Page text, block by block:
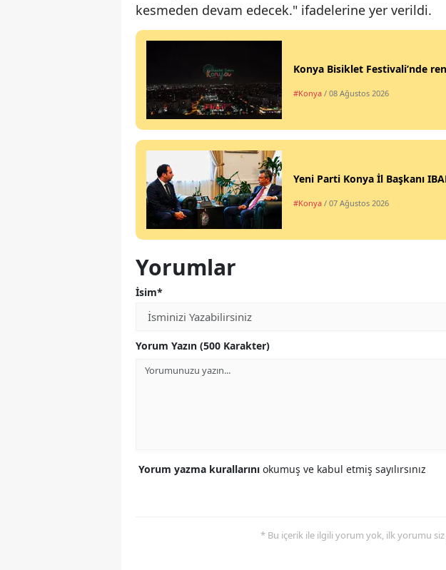
kesmeden devam edecek." ifadelerine yer verildi.
Konya Bisiklet Festivali’nde
#Konya / 08 Ağustos 2026
Yeni Parti Konya İl Başkanı
#Konya / 07 Ağustos 2026
Yorumlar
İsim*
Yorum Yazın (500 Karakter)
Yorum yazma kurallarını okumuş ve kabul etmiş sayılırsınız
* Bu içerik ile ilgili yorum yok, ilk yorumu siz